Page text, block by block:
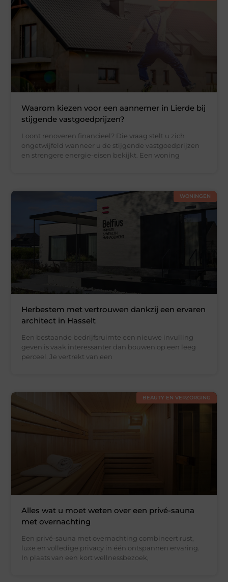
Waarom kiezen voor een aannemer in Lierde bij
stijgende vastgoedprijzen?
Loont renoveren financieel? Die vraag stelt u zich
ongetwijfeld wanneer u de stijgende vastgoedprijzen
en strengere energie-eisen bekijkt. Een woning
WONINGEN
Herbestem met vertrouwen dankzij een ervaren
architect in Hasselt
Een bestaande bedrijfsruimte een nieuwe invulling
geven is vaak interessanter dan bouwen op een leeg
perceel. Je vertrekt van een
BEAUTY EN VERZORGING
Alles wat u moet weten over een privé-sauna
met overnachting
Een privé-sauna met overnachting combineert rust,
luxe en volledige privacy in één ontspannen ervaring.
In plaats van een kort wellnessbezoek,